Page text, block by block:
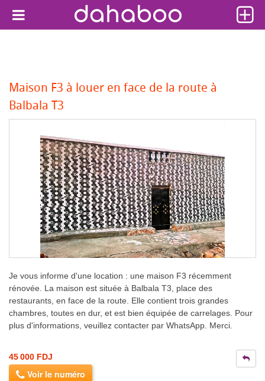
Maison F3 à louer en face de la route à
Balbala T3
Je vous informe d'une location : une maison F3 récemment
rénovée. La maison est située à Balbala T3, place des
restaurants, en face de la route. Elle contient trois grandes
chambres, toutes en dur, et est bien équipée de carrelages. Pour
plus d'informations, veuillez contacter par WhatsApp. Merci.
45 000 FDJ
Voir le numéro